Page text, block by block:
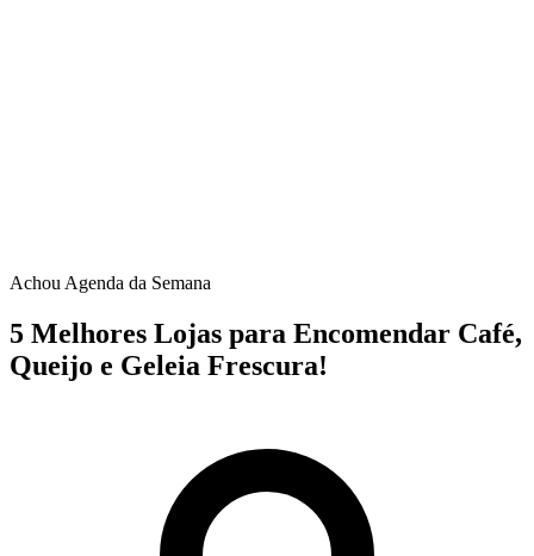
Achou Agenda da Semana
5 Melhores Lojas para Encomendar Café,
Queijo e Geleia Frescura!